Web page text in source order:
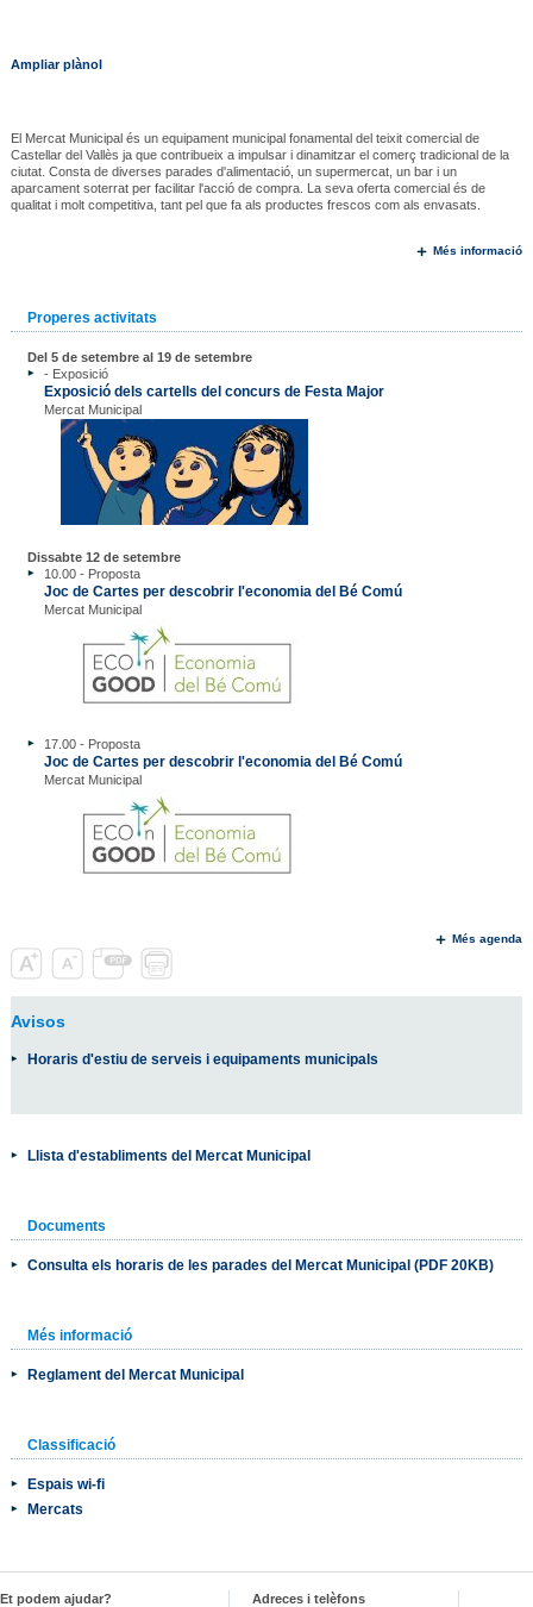
Ampliar plànol
El Mercat Municipal és un equipament municipal fonamental del teixit comercial de
Castellar del Vallès ja que contribueix a impulsar i dinamitzar el comerç tradicional de la
ciutat. Consta de diverses parades d'alimentació, un supermercat, un bar i un
aparcament soterrat per facilitar l'acció de compra. La seva oferta comercial és de
qualitat i molt competitiva, tant pel que fa als productes frescos com als envasats.
Més informació
Properes activitats
Del 5 de setembre al 19 de setembre
- Exposició
Exposició dels cartells del concurs de Festa Major
Mercat Municipal
Dissabte 12 de setembre
10.00 - Proposta
Joc de Cartes per descobrir l'economia del Bé Comú
Mercat Municipal
17.00 - Proposta
Joc de Cartes per descobrir l'economia del Bé Comú
Mercat Municipal
Més agenda
Avisos
Horaris d'estiu de serveis i equipaments municipals
Llista d'establiments del Mercat Municipal
Documents
Consulta els horaris de les parades del Mercat Municipal (PDF 20KB)
Més informació
Reglament del Mercat Municipal
Classificació
Espais wi-fi
Mercats
Et podem ajudar?
Adreces i telèfons